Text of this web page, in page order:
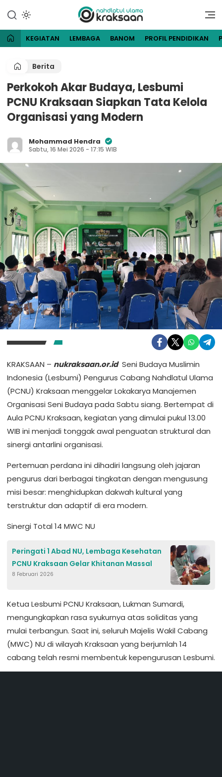
konten
NU Kraksaan
Website Resmi Pengurus
Kraksaan
KEGIATAN LEMBAGA BANOM PROFIL PENDIDIKAN
Berita
Perkokoh Akar Budaya, Lesbumi
PCNU Kraksaan Siapkan Tata Kelola
Organisasi yang Modern
Mohammad Hendra
Sabtu, 16 Mei 2026 - 17:15 WIB
KRAKSAAN – nukraksaan.or.idSeni Budaya Muslimin
Indonesia (Lesbumi) Pengurus Cabang Nahdlatul Ulama
(PCNU) Kraksaan menggelar Lokakarya Manajemen
Organisasi Seni Budaya pada Sabtu siang. Bertempat di
Aula PCNU Kraksaan, kegiatan yang dimulai pukul 13.00
WIB ini menjadi tonggak awal penguatan struktural dan
sinergi antarlini organisasi.
Pertemuan perdana ini dihadiri langsung oleh jajaran
pengurus dari berbagai tingkatan dengan mengusung
misi besar: menghidupkan dakwah kultural yang
terstruktur dan adaptif di era modern.
Sinergi Total 14 MWC NU
Peringati 1 Abad NU, Lembaga Kesehatan
PCNU Kraksaan Gelar Khitanan Massal
8 Februari 2026
Ketua Lesbumi PCNU Kraksaan, Lukman Sumardi,
mengungkapkan rasa syukurnya atas soliditas yang
mulai terbangun. Saat ini, seluruh Majelis Wakil Cabang
(MWC) NU di wilayah Kraksaan yang berjumlah 14
cabang telah resmi membentuk kepengurusan Lesbumi.